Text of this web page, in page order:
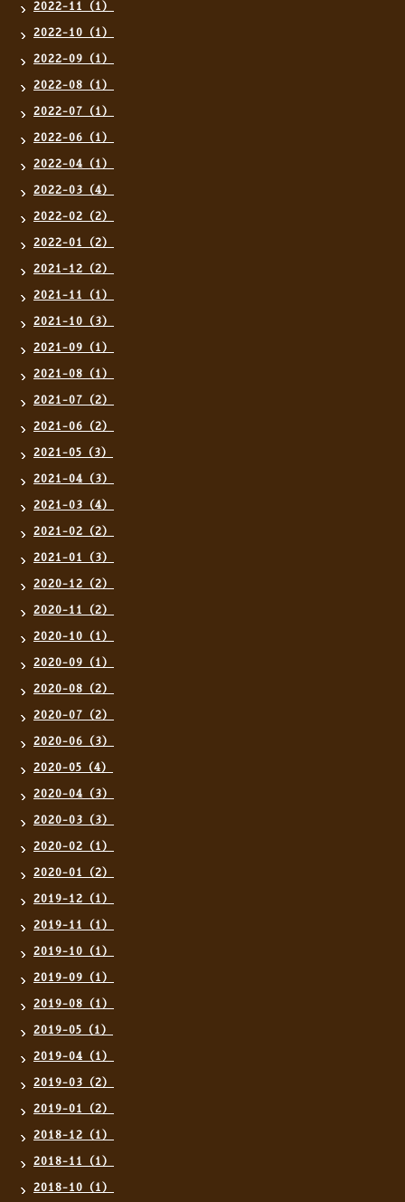
2022-11（1）
2022-10（1）
2022-09（1）
2022-08（1）
2022-07（1）
2022-06（1）
2022-04（1）
2022-03（4）
2022-02（2）
2022-01（2）
2021-12（2）
2021-11（1）
2021-10（3）
2021-09（1）
2021-08（1）
2021-07（2）
2021-06（2）
2021-05（3）
2021-04（3）
2021-03（4）
2021-02（2）
2021-01（3）
2020-12（2）
2020-11（2）
2020-10（1）
2020-09（1）
2020-08（2）
2020-07（2）
2020-06（3）
2020-05（4）
2020-04（3）
2020-03（3）
2020-02（1）
2020-01（2）
2019-12（1）
2019-11（1）
2019-10（1）
2019-09（1）
2019-08（1）
2019-05（1）
2019-04（1）
2019-03（2）
2019-01（2）
2018-12（1）
2018-11（1）
2018-10（1）